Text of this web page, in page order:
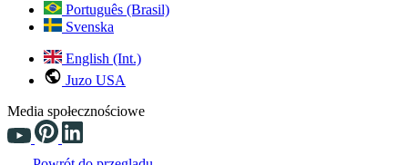
Português (Brasil)
Svenska
English (Int.)
Juzo USA
Media społecznościowe